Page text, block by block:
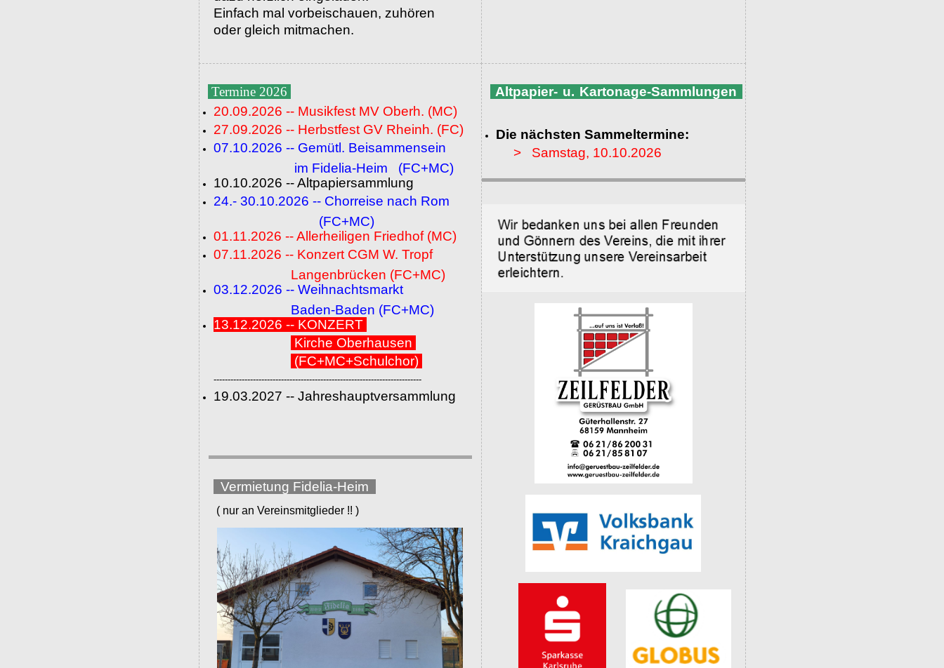
Einfach mal vorbeischauen, zuhören
oder gleich mitmachen.
Termine 2026
20.09.2026 -- Musikfest MV Oberh. (MC)
27.09.2026 -- Herbstfest GV Rheinh. (FC)
07.10.2026 -- Gemütl. Beisammensein
im Fidelia-Heim (FC+MC)
10.10.2026 -- Altpapiersammlung
24.- 30.10.2026 -- Chorreise nach Rom
(FC+MC)
01.11.2026 -- Allerheiligen Friedhof (MC)
07.11.2026 -- Konzert CGM W. Tropf
Langenbrücken (FC+MC)
03.12.2026 -- Weihnachtsmarkt
Baden-Baden (FC+MC)
13.12.2026 -- KONZERT
Kirche Oberhausen
(FC+MC+Schulchor)
--------------------------------------------------------------------------
19.03.2027 -- Jahreshauptversammlung
Vermietung Fidelia-Heim
( nur an Vereinsmitglieder !! )
Altpapier- u. Kartonage-Sammlungen
Die nächsten Sammeltermine:
> Samstag, 10.10.2026